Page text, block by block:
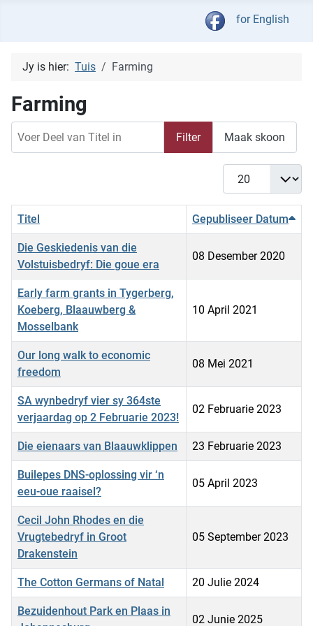
Kies jou taal
for English
Jy is hier: Tuis Farming
Farming
Filter Maak skoon
Vertoon #
Titel Gepubliseer Datum
Die Geskiedenis van die
Volstuisbedryf: Die goue era
08 Desember 2020
Early farm grants in Tygerberg,
Koeberg, Blaauwberg &
Mosselbank
10 April 2021
Our long walk to economic
freedom
08 Mei 2021
SA wynbedryf vier sy 364ste
verjaardag op 2 Februarie 2023!
02 Februarie 2023
Die eienaars van Blaauwklippen 23 Februarie 2023
Builepes DNS-oplossing vir ‘n
eeu-oue raaisel?
05 April 2023
Cecil John Rhodes en die
Vrugtebedryf in Groot
Drakenstein
05 September 2023
The Cotton Germans of Natal 20 Julie 2024
Bezuidenhout Park en Plaas in
02 Junie 2025